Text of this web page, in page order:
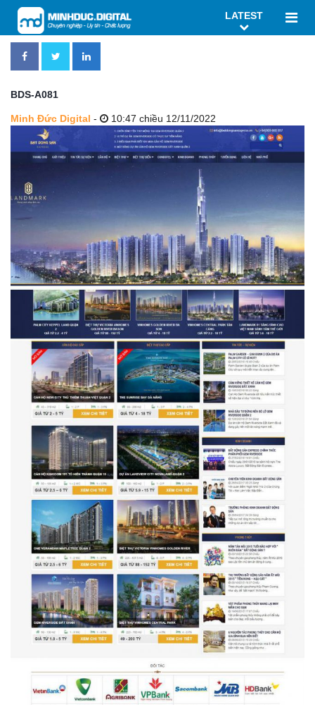
LATEST
BDS-A081
Minh Đức Digital - 10:47 chiều 12/11/2022